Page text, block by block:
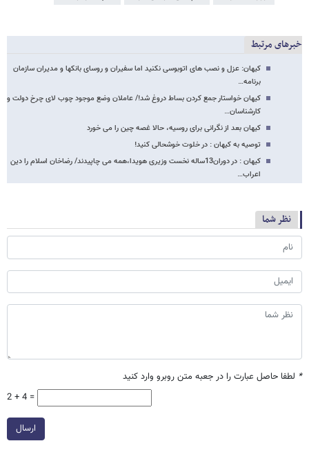
خبرهای مرتبط
کیهان: عزل و نصب های اتوبوسی نکنید اما سفیران و روسای بانکها و مدیران سازمان
برنامه…
کیهان خواستار جمع کردن بساط دروغ شد!/ عاملان وضع موجود چوب لای چرخ دولت و
کارشناسان…
کیهان بعد از نگرانی برای روسیه، حالا غصه چین را می خورد
توصیه به کیهان : در خلوت خوشحالی کنید!
کیهان : در دوران13ساله نخست وزیری هویدا،همه می چاپیدند/ رضاخان اسلام را دین
اعراب…
نظر شما
* لطفا حاصل عبارت را در جعبه متن روبرو وارد کنید
2 + 4 =
ارسال